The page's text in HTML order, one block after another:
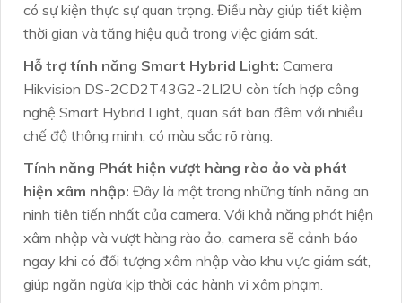
có sự kiện thực sự quan trọng. Điều này giúp tiết kiệm
thời gian và tăng hiệu quả trong việc giám sát.
Hỗ trợ tính năng Smart Hybrid Light: Camera
Hikvision DS-2CD2T43G2-2LI2U còn tích hợp công
nghệ Smart Hybrid Light, quan sát ban đêm với nhiều
chế độ thông minh, có màu sắc rõ ràng.
Tính năng Phát hiện vượt hàng rào ảo và phát
hiện xâm nhập: Đây là một trong những tính năng an
ninh tiên tiến nhất của camera. Với khả năng phát hiện
xâm nhập và vượt hàng rào ảo, camera sẽ cảnh báo
ngay khi có đối tượng xâm nhập vào khu vực giám sát,
giúp ngăn ngừa kịp thời các hành vi xâm phạm.